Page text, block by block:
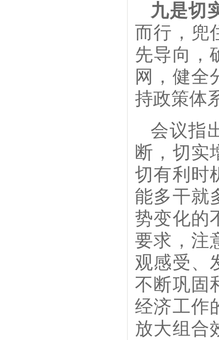
九是切
而行，兜
先导向，
网，健全
持政策体
会议指
断，切实
切有利时
能多干就
势变化的
要求，注
观感受、
不断巩固
经济工作
放大组合